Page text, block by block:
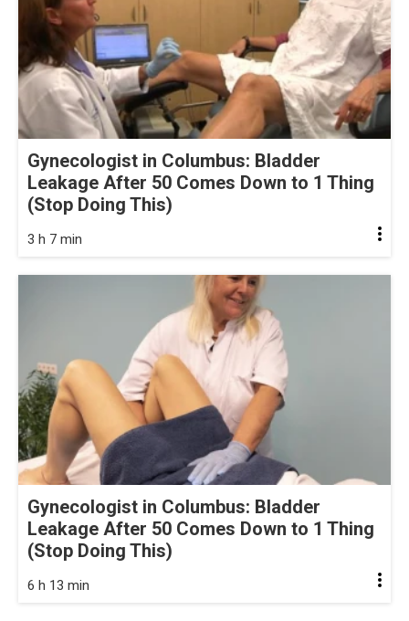
Gynecologist in Columbus: Bladder
Leakage After 50 Comes Down to 1 Thing
(Stop Doing This)
3 h 7 min
Gynecologist in Columbus: Bladder
Leakage After 50 Comes Down to 1 Thing
(Stop Doing This)
6 h 13 min